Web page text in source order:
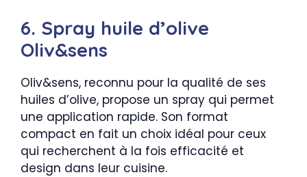
6. Spray huile d’olive
Oliv&sens
Oliv&sens, reconnu pour la qualité de ses
huiles d’olive, propose un spray qui permet
une application rapide. Son format
compact en fait un choix idéal pour ceux
qui recherchent à la fois efficacité et
design dans leur cuisine.